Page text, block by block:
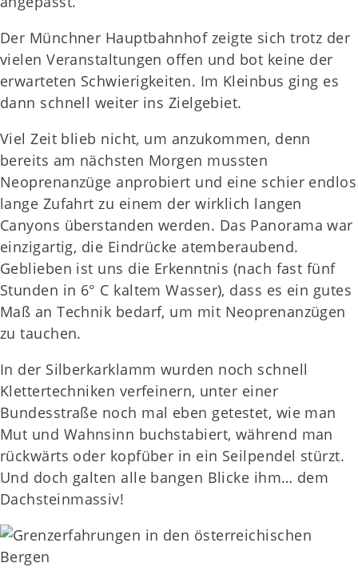
Der Münchner Hauptbahnhof zeigte sich trotz der
vielen Veranstaltungen offen und bot keine der
erwarteten Schwierigkeiten. Im Kleinbus ging es
dann schnell weiter ins Zielgebiet.
Viel Zeit blieb nicht, um anzukommen, denn
bereits am nächsten Morgen mussten
Neoprenanzüge anprobiert und eine schier endlos
lange Zufahrt zu einem der wirklich langen
Canyons überstanden werden. Das Panorama war
einzigartig, die Eindrücke atemberaubend.
Geblieben ist uns die Erkenntnis (nach fast fünf
Stunden in 6° C kaltem Wasser), dass es ein gutes
Maß an Technik bedarf, um mit Neoprenanzügen
zu tauchen.
In der Silberkarklamm wurden noch schnell
Klettertechniken verfeinern, unter einer
Bundesstraße noch mal eben getestet, wie man
Mut und Wahnsinn buchstabiert, während man
rückwärts oder kopfüber in ein Seilpendel stürzt.
Und doch galten alle bangen Blicke ihm… dem
Dachsteinmassiv!